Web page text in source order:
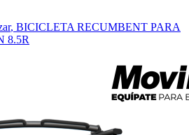
, BICICLETA RECUMBENT PARA
8.5R